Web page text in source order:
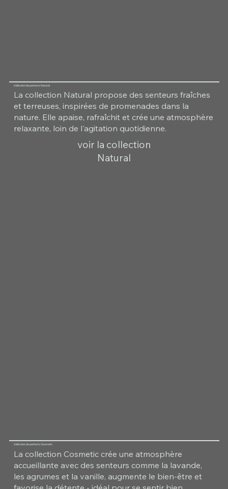
Collection de parfums Natural
La collection Natural propose des senteurs fraîches
et terreuses, inspirées de promenades dans la
nature. Elle apaise, rafraîchit et crée une atmosphère
relaxante, loin de l'agitation quotidienne.
voir la collection
Natural
Collection de parfums Cosmetic
La collection Cosmetic crée une atmosphère
accueillante avec des senteurs comme la lavande,
les agrumes et la vanille, augmente le bien-être et